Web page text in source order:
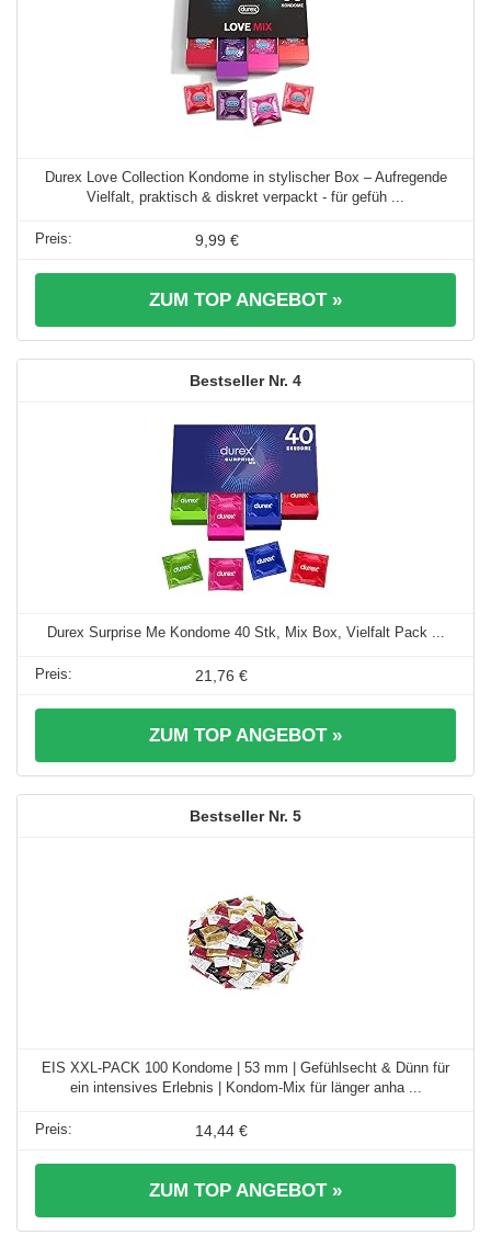
Durex Love Collection Kondome in stylischer Box – Aufregende
Vielfalt, praktisch & diskret verpackt - für gefüh ...
9,99 €
ZUM TOP ANGEBOT »
4
Durex Surprise Me Kondome 40 Stk, Mix Box, Vielfalt Pack ...
21,76 €
ZUM TOP ANGEBOT »
5
EIS XXL-PACK 100 Kondome | 53 mm | Gefühlsecht & Dünn für
ein intensives Erlebnis | Kondom-Mix für länger anha ...
14,44 €
ZUM TOP ANGEBOT »